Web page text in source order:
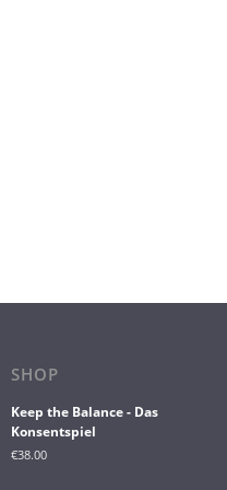
SHOP
Keep the Balance - Das
Konsentspiel
€38.00